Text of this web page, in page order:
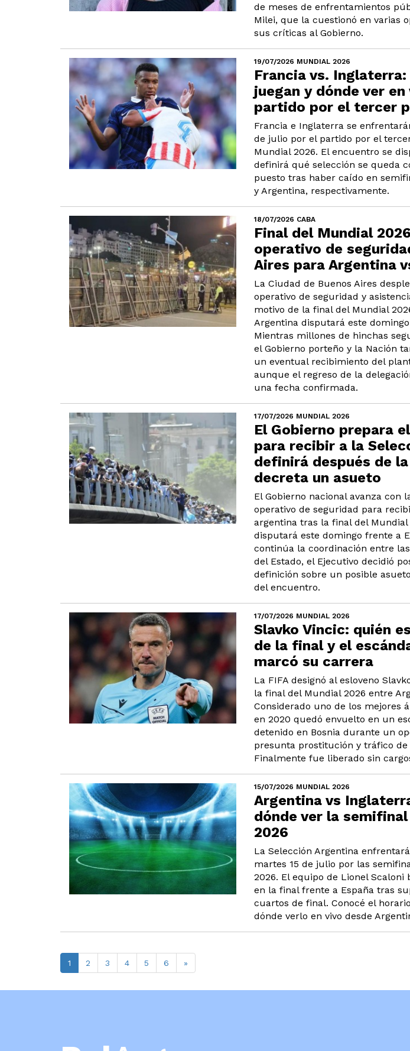
de meses de enfrentamientos
Milei, que la cuestionó en varias
sus críticas al Gobierno.
19/07/2026 MUNDIAL 2026
Francia vs. Inglaterra:
juegan y dónde ver en
partido por el tercer
Francia e Inglaterra se
de julio por el partido por el
Mundial 2026. El encuentro se
definirá qué selección se queda
puesto tras haber caído en
y Argentina, respectivamente.
18/07/2026 CABA
Final del Mundial
operativo de
Aires para Argentina
La Ciudad de Buenos Aires
operativo de seguridad y
motivo de la final del Mundial
Argentina disputará este
Mientras millones de hinchas
el Gobierno porteño y la Nación
un eventual recibimiento del
aunque el regreso de la
una fecha confirmada.
17/07/2026 MUNDIAL 2026
El Gobierno prepara
para recibir a la
definirá después de
decreta un asueto
El Gobierno nacional avanza con
operativo de seguridad para
argentina tras la final del Mundial
disputará este domingo frente a
continúa la coordinación entre
del Estado, el Ejecutivo decidió
definición sobre un posible
del encuentro.
17/07/2026 MUNDIAL 2026
Slavko Vincic: quién
de la final y el
marcó su carrera
La FIFA designó al esloveno
la final del Mundial 2026 entre
Considerado uno de los mejores
en 2020 quedó envuelto en un
detenido en Bosnia durante un
presunta prostitución y tráfico de
Finalmente fue liberado sin
15/07/2026 MUNDIAL 2026
Argentina vs
dónde ver la
2026
La Selección Argentina
martes 15 de julio por las
2026. El equipo de Lionel
en la final frente a España tras
cuartos de final. Conocé el
dónde verlo en vivo desde
1 2 3 4 5 6 »